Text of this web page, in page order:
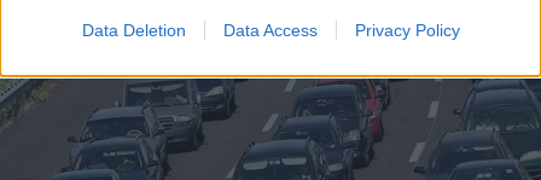
Data Deletion Data Access Privacy Policy